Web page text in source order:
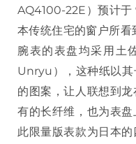
AQ4100-22E）预计于
本传统住宅的窗户所
腕表的表盘均采用土
Unryu），这种纸以其
的图案，让人联想到
有的长纤维，也为表盘
此限量版表款为日本